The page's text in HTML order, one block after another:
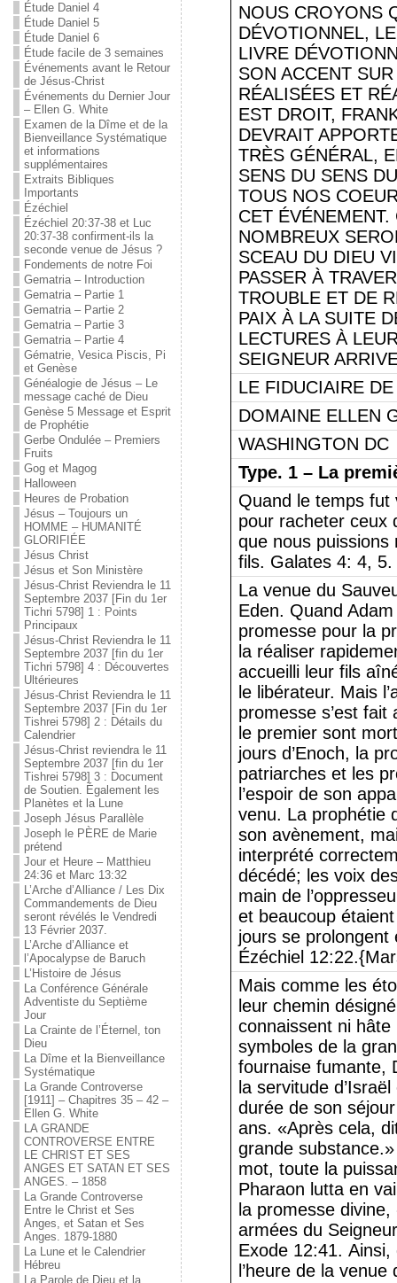
Étude Daniel 4
Étude Daniel 5
Étude Daniel 6
Étude facile de 3 semaines
Événements avant le Retour
de Jésus-Christ
Événements du Dernier Jour
– Ellen G. White
Examen de la Dîme et de la
Bienveillance Systématique
et informations
supplémentaires
Extraits Bibliques
Importants
Ézéchiel
Ézéchiel 20:37-38 et Luc
20:37-38 confirment-ils la
seconde venue de Jésus ?
Fondements de notre Foi
Gematria – Introduction
Gematria – Partie 1
Gematria – Partie 2
Gematria – Partie 3
Gematria – Partie 4
Gématrie, Vesica Piscis, Pi
et Genèse
Généalogie de Jésus – Le
message caché de Dieu
Genèse 5 Message et Esprit
de Prophétie
Gerbe Ondulée – Premiers
Fruits
Gog et Magog
Halloween
Heures de Probation
Jésus – Toujours un
HOMME – HUMANITÉ
GLORIFIÉE
Jésus Christ
Jésus et Son Ministère
Jésus-Christ Reviendra le 11
Septembre 2037 [Fin du 1er
Tichri 5798] 1 : Points
Principaux
Jésus-Christ Reviendra le 11
Septembre 2037 [fin du 1er
Tichri 5798] 4 : Découvertes
Ultérieures
Jésus-Christ Reviendra le 11
Septembre 2037 [Fin du 1er
Tishrei 5798] 2 : Détails du
Calendrier
Jésus-Christ reviendra le 11
Septembre 2037 [fin du 1er
Tishrei 5798] 3 : Document
de Soutien. Également les
Planètes et la Lune
Joseph Jésus Parallèle
Joseph le PÈRE de Marie
prétend
Jour et Heure – Matthieu
24:36 et Marc 13:32
L’Arche d’Alliance / Les Dix
Commandements de Dieu
seront révélés le Vendredi
13 Février 2037.
L’Arche d’Alliance et
l’Apocalypse de Baruch
L’Histoire de Jésus
La Conférence Générale
Adventiste du Septième
Jour
La Crainte de l’Éternel, ton
Dieu
La Dîme et la Bienveillance
Systématique
La Grande Controverse
[1911] – Chapitres 35 – 42 –
Ellen G. White
LA GRANDE
CONTROVERSE ENTRE
LE CHRIST ET SES
ANGES ET SATAN ET SES
ANGES. – 1858
La Grande Controverse
Entre le Christ et Ses
Anges, et Satan et Ses
Anges. 1879-1880
La Lune et le Calendrier
Hébreu
La Parole de Dieu et la
NOUS CROYONS
DÉVOTIONNEL,
LIVRE
SON ACCENT
RÉALISÉES ET
EST DROIT,
DEVRAIT
TRÈS GÉNÉRAL,
SENS DU SENS
TOUS NOS
CET ÉVÉNEMENT.
NOMBREUX
SCEAU DU DIEU
PASSER À
TROUBLE ET DE
PAIX À LA SUITE
LECTURES À
SEIGNEUR
LE FIDUCIAIRE
DOMAINE ELLEN
WASHINGTON DC
Type. 1 – La
Quand le temps
pour racheter ceux
que nous puissions
fils. Galates 4: 4,
La venue du
Eden. Quand
promesse pour la
la réaliser
accueilli leur fils
le libérateur. Mais
promesse s’est fait
le premier sont
jours d’Enoch, la
patriarches et les
l’espoir de son
venu. La prophétie
son avènement,
interprété
décédé; les voix
main de
et beaucoup
jours se prolongent
Ézéchiel
Mais comme les
leur chemin
connaissent ni
symboles de la
fournaise fumante,
la servitude
durée de son
ans. «Après cela,
grande
mot, toute la
Pharaon lutta en
la promesse
armées du
Exode 12:41.
l’heure de la